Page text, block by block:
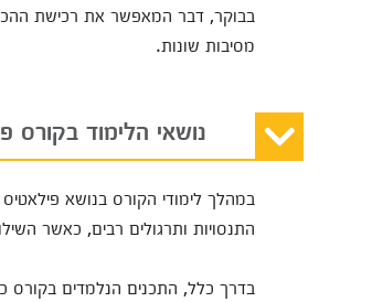
בבוקר, דבר המאפשר את רכישת
מסיבות שונות.
נושאי הלימוד בקורס
במהלך לימודי הקורס בנושא פילאטיס
התנסויות ותרגולים רבים, כאשר
בדרך כלל, התכנים הנלמדים בקורס